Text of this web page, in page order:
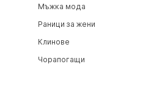
Мъжка мода
Раници за жени
Клинове
Чорапогащи